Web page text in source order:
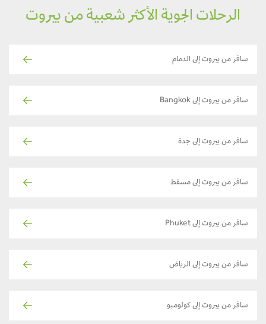
الرحلات الجوية الأكثر شعبية من بيروت
سافر من بيروت إلى الدمام
سافر من بيروت إلى Bangkok
سافر من بيروت إلى جدة
سافر من بيروت إلى مسقط
سافر من بيروت إلى Phuket
سافر من بيروت إلى الرياض
سافر من بيروت إلى كولومبو